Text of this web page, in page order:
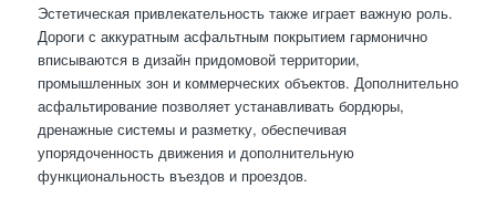
Эстетическая привлекательность также играет важную роль.
Дороги с аккуратным асфальтным покрытием гармонично
вписываются в дизайн придомовой территории,
промышленных зон и коммерческих объектов. Дополнительно
асфальтирование позволяет устанавливать бордюры,
дренажные системы и разметку, обеспечивая
упорядоченность движения и дополнительную
функциональность въездов и проездов.